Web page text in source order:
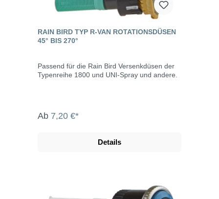
RAIN BIRD TYP R-VAN ROTATIONSDÜSEN
45° BIS 270°
Passend für die Rain Bird Versenkdüsen der
Typenreihe 1800 und UNI-Spray und andere.
Ab 7,20 €*
Details